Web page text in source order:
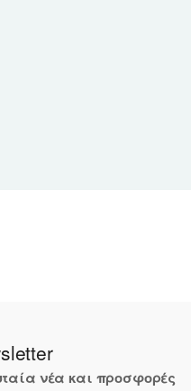
νέα και προσφορές